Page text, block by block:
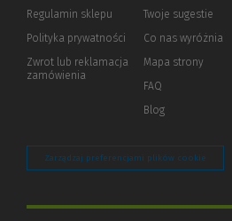
Regulamin sklepu
Polityka prywatności (Nowe
(Link
innej
Zwrot lub reklamacja
zamówienia
innej
strony)
Twoje sugestie
Co nas wyróżnia
Mapa strony
FAQ
Blog
Zarządzaj preferencjami plików cookie